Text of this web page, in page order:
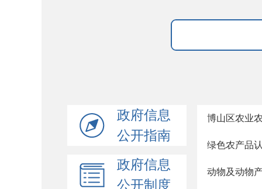
政府信息
公开指南
政府信息
公开制度
博山区农业
绿色农产品
动物及动物